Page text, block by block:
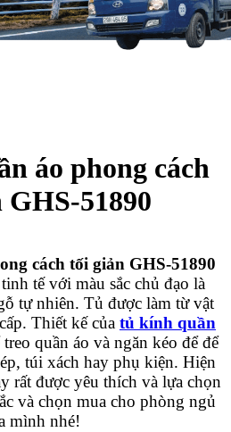
áo phong cách
51890
cách tối giản GHS-51890
tế với màu sắc chủ đạo là
tự nhiên. Tủ được làm từ vật
Thiết kế của tủ kính quần
quần áo và ngăn kéo để để
túi xách hay phụ kiện. Hiện
rất được yêu thích và lựa chọn
và chọn mua cho phòng ngủ
mình nhé!